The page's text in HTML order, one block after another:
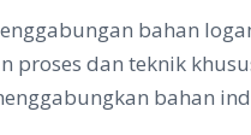
bahan
proses dan teknik
bahan